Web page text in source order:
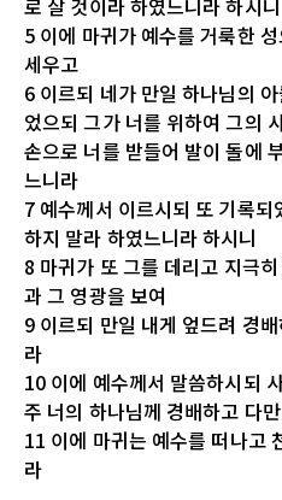
5 이에 마귀가 예수를 거룩한
세우고
6 이르되 네가 만일 하나님의
었으되 그가 너를 위하여 그의
손으로 너를 받들어 발이 돌에
느니라
7 예수께서 이르시되 또 기록
하지 말라 하였느니라 하시니
8 마귀가 또 그를 데리고 지극
과 그 영광을 보여
9 이르되 만일 내게 엎드려 경
라
10 이에 예수께서 말씀하시되
주 너의 하나님께 경배하고 다
11 이에 마귀는 예수를 떠나고
라